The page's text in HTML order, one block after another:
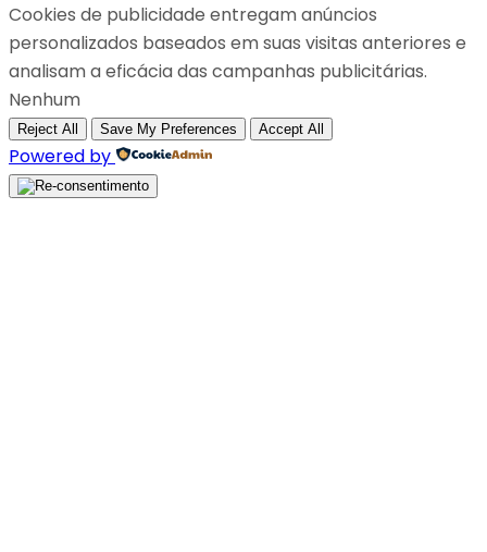
Cookies de publicidade entregam anúncios
personalizados baseados em suas visitas anteriores e
analisam a eficácia das campanhas publicitárias.
Nenhum
Reject All Save My Preferences Accept All
Powered by